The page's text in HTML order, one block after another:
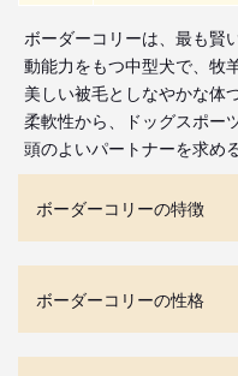
ボーダーコリーは、最も賢
動能力をもつ中型犬で、牧
美しい被毛としなやかな体
柔軟性から、ドッグスポー
頭のよいパートナーを求め
ボーダーコリーの特徴
ボーダーコリーの性格